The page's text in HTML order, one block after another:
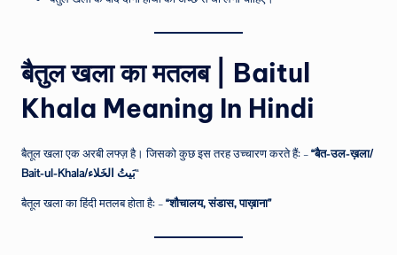
बैतुल खला का मतलब | Baitul
Khala Meaning In Hindi
बैतूल खला एक अरबी लफ्ज़ है। जिसको कुछ इस तरह उच्चारण करते हैं: –“बैत-उल-ख़ला/
Bait-ul-Khala/بَیتُ الخَلاء“
बैतूल खला का हिंदी मतलब होता है: –“शौचालय, संडास, पाख़ाना”